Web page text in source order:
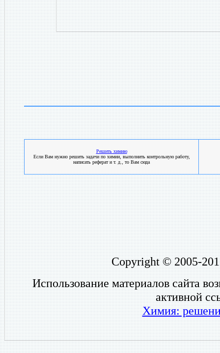
Решить химию
Если Вам нужно решить задачи по химии, выполнить контрольную работу,
написать реферат и т. д., то Вам сюда
Copyright © 2005-
Использование материалов сайта
активной
Химия: